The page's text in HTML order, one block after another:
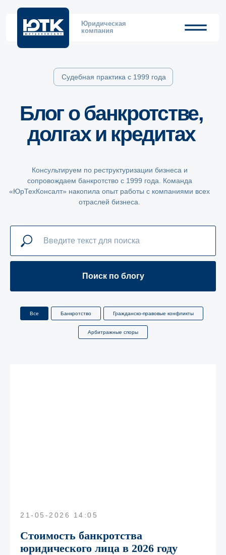
Юридическая
компания
долгах и кредитах
«ЮрТехКонсалт» накопила опыт работы с компаниями всех
отраслей бизнеса.
Судебная практика с 1999 года
Поиск по блогу
Все Банкротство Гражданско-правовые конфликты
Арбитражные споры
21-05-2026 14:05
Стоимость банкротства
юридического лица в 2026 году